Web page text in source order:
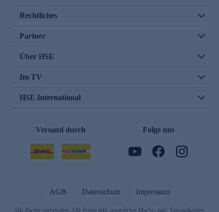
Rechtliches
Partner
Über HSE
Im TV
HSE International
Versand durch Folge uns
AGB Datenschutz Impressum
Alle Rechte vorbehalten. Alle Preise inkl. gesetzlicher MwSt., zzgl. Versandkosten.